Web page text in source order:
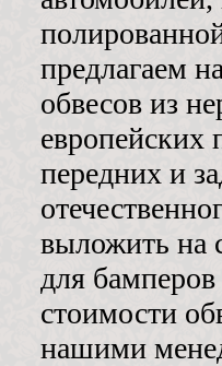
предлагаем
обвесов из
европейских
передних и
выложить на
для бамперов
стоимости
нашими